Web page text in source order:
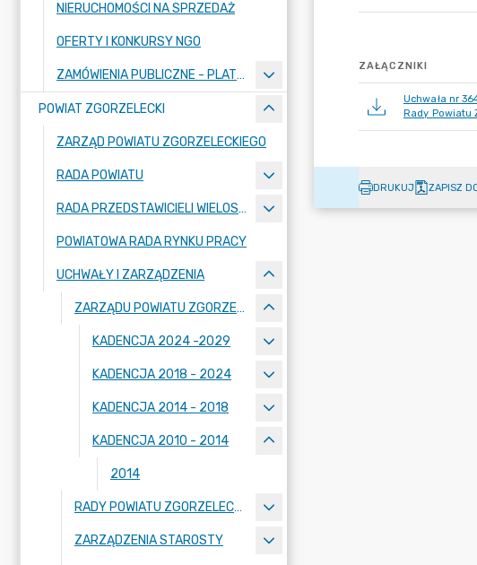
NIERUCHOMOŚCI NA SPRZEDAŻ
OFERTY I KONKURSY NGO
ZAMÓWIENIA PUBLICZNE - PLATFORMA ZAKUPOWA
POWIAT ZGORZELECKI
ZARZĄD POWIATU ZGORZELECKIEGO
RADA POWIATU
RADA PRZEDSTAWICIELI WIELOSPECJALISTYCZNEGO ZESPOŁU OPIEKI ZDROWOTNEJ "BOLESŁAWIEC-ZGORZELEC" SAMODZIELNEGO PUBLICZNEGO ZAKŁADU OPIEKI ZDROWOTNEJ
POWIATOWA RADA RYNKU PRACY
UCHWAŁY I ZARZĄDZENIA
ZARZĄDU POWIATU ZGORZELECKIEGO
KADENCJA 2024 -2029
KADENCJA 2018 - 2024
KADENCJA 2014 - 2018
KADENCJA 2010 - 2014
2014
RADY POWIATU ZGORZELECKIEGO
ZARZĄDZENIA STAROSTY
ZAŁĄCZNIKI
Uchwała nr
Rady Powiatu
DRUKUJ ZAPISZ